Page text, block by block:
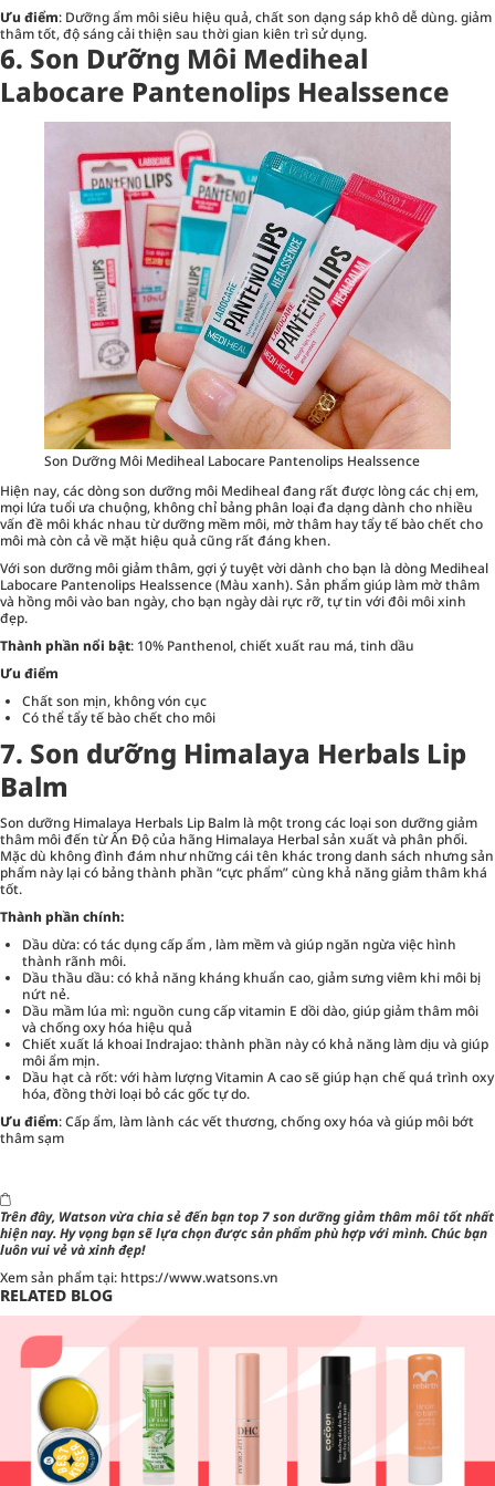
Ưu điểm: Dưỡng ẩm môi siêu hiệu quả, chất son dạng sáp khô dễ dùng. giảm
thâm tốt, độ sáng cải thiện sau thời gian kiên trì sử dụng.
6. Son Dưỡng Môi Mediheal
Labocare Pantenolips Healssence
Son Dưỡng Môi Mediheal Labocare Pantenolips Healssence
Hiện nay, các dòng son dưỡng môi Mediheal đang rất được lòng các chị em,
mọi lứa tuổi ưa chuộng, không chỉ bảng phân loại đa dạng dành cho nhiều
vấn đề môi khác nhau từ dưỡng mềm môi, mờ thâm hay tẩy tế bào chết cho
môi mà còn cả về mặt hiệu quả cũng rất đáng khen.
Với son dưỡng môi giảm thâm, gợi ý tuyệt vời dành cho bạn là dòng Mediheal
Labocare Pantenolips Healssence (Màu xanh). Sản phẩm giúp làm mờ thâm
và hồng môi vào ban ngày, cho bạn ngày dài rực rỡ, tự tin với đôi môi xinh
đẹp.
Thành phần nổi bật: 10% Panthenol, chiết xuất rau má, tinh dầu
Ưu điểm
Chất son mịn, không vón cục
Có thể tẩy tế bào chết cho môi
7. Son dưỡng Himalaya Herbals Lip
Balm
Son dưỡng Himalaya Herbals Lip Balm là một trong các loại son dưỡng giảm
thâm môi đến từ Ấn Độ của hãng Himalaya Herbal sản xuất và phân phối.
Mặc dù không đình đám như những cái tên khác trong danh sách nhưng sản
phẩm này lại có bảng thành phần “cực phẩm” cùng khả năng giảm thâm khá
tốt.
Thành phần chính:
Dầu dừa: có tác dụng cấp ẩm , làm mềm và giúp ngăn ngừa việc hình
thành rãnh môi.
Dầu thầu dầu: có khả năng kháng khuẩn cao, giảm sưng viêm khi môi bị
nứt nẻ.
Dầu mầm lúa mì: nguồn cung cấp vitamin E dồi dào, giúp giảm thâm môi
và chống oxy hóa hiệu quả
Chiết xuất lá khoai Indrajao: thành phần này có khả năng làm dịu và giúp
môi ẩm mịn.
Dầu hạt cà rốt: với hàm lượng Vitamin A cao sẽ giúp hạn chế quá trình oxy
hóa, đồng thời loại bỏ các gốc tự do.
Ưu điểm: Cấp ẩm, làm lành các vết thương, chống oxy hóa và giúp môi bớt
thâm sạm
Trên đây, Watson vừa chia sẻ đến bạn top 7 son dưỡng giảm thâm môi tốt nhất
hiện nay. Hy vọng bạn sẽ lựa chọn được sản phẩm phù hợp với mình. Chúc bạn
luôn vui vẻ và xinh đẹp!
Xem sản phẩm tại: https://www.watsons.vn
RELATED BLOG